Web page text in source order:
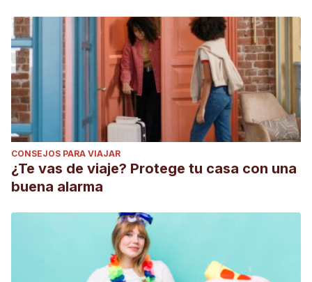
CONSEJOS PARA VIAJAR
¿Te vas de viaje? Protege tu casa con una
buena alarma